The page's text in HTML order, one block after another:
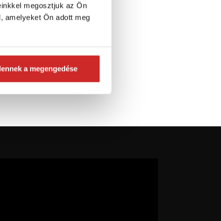
megosztjuk az Ön
amelyeket Ön adott meg
a megengedése